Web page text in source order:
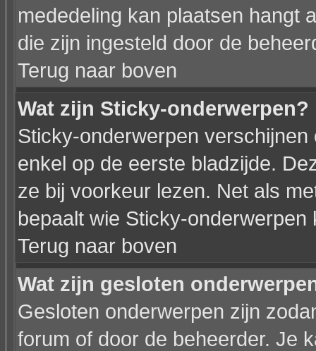
mededeling kan plaatsen hangt
die zijn ingesteld door de
Terug naar boven
Wat zijn Sticky-onderwerpen?
Sticky-onderwerpen
enkel op de eerste bladzijde.
ze bij voorkeur lezen. Net als
bepaalt wie Sticky-
Terug naar boven
Wat zijn gesloten
Gesloten onderwerpen zijn
forum of door de beheerder. Je